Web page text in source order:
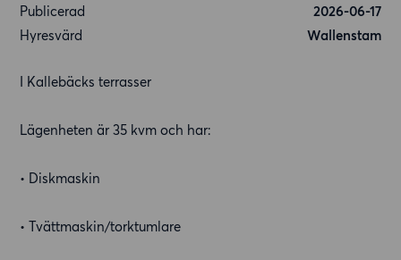
Publicerad
2026-06-17
Hyresvärd
Wallenstam
I Kallebäcks terrasser
Lägenheten är 35 kvm och har:
• Diskmaskin
• Tvättmaskin/torktumlare